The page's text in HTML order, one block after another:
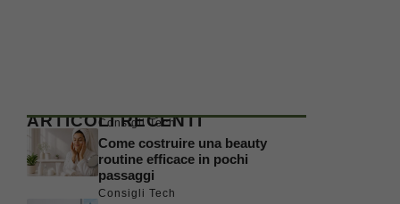
ARTICOLI RECENTI
Consigli Tech
Come costruire una beauty
routine efficace in pochi
passaggi
Consigli Tech